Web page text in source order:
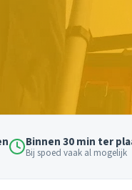
Binnen 30 min ter
Bij spoed vaak al mogelijk